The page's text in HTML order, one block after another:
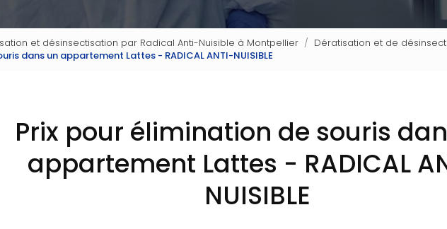
et désinsectisation par Radical Anti-Nuisible à Montpellier
Dératisation et de
dans un appartement Lattes - RADICAL ANTI-NUISIBLE
Prix pour élimination de souris
appartement Lattes - RADICAL
NUISIBLE